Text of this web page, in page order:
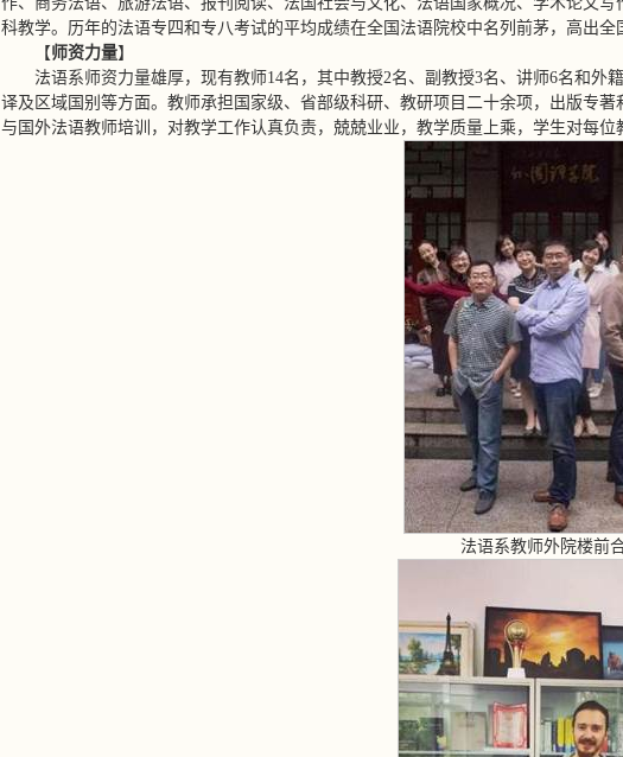
科教学。历年的法语专四和专八考试的平均成绩在全国法语院校中名列前茅，高出全
【师资力量】
法语系师资力量雄厚，现有教师14名，其中教授2名、副教授3名、讲师6名和外
译及区域国别等方面。教师承担国家级、省部级科研、教研项目二十余项，出版专
与国外法语教师培训，对教学工作认真负责，兢兢业业，教学质量上乘，学生对每
法语系教师外院楼前